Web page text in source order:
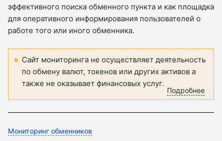
эффективного поиска обменного пункта и как площадка
для оперативного информирования пользователей о
работе того или иного обменника.
Сайт мониторинга не осуществляет деятельность
по обмену валют, токенов или других активов а
также не оказывает финансовых услуг.
Подробнее
Мониторинг обменников